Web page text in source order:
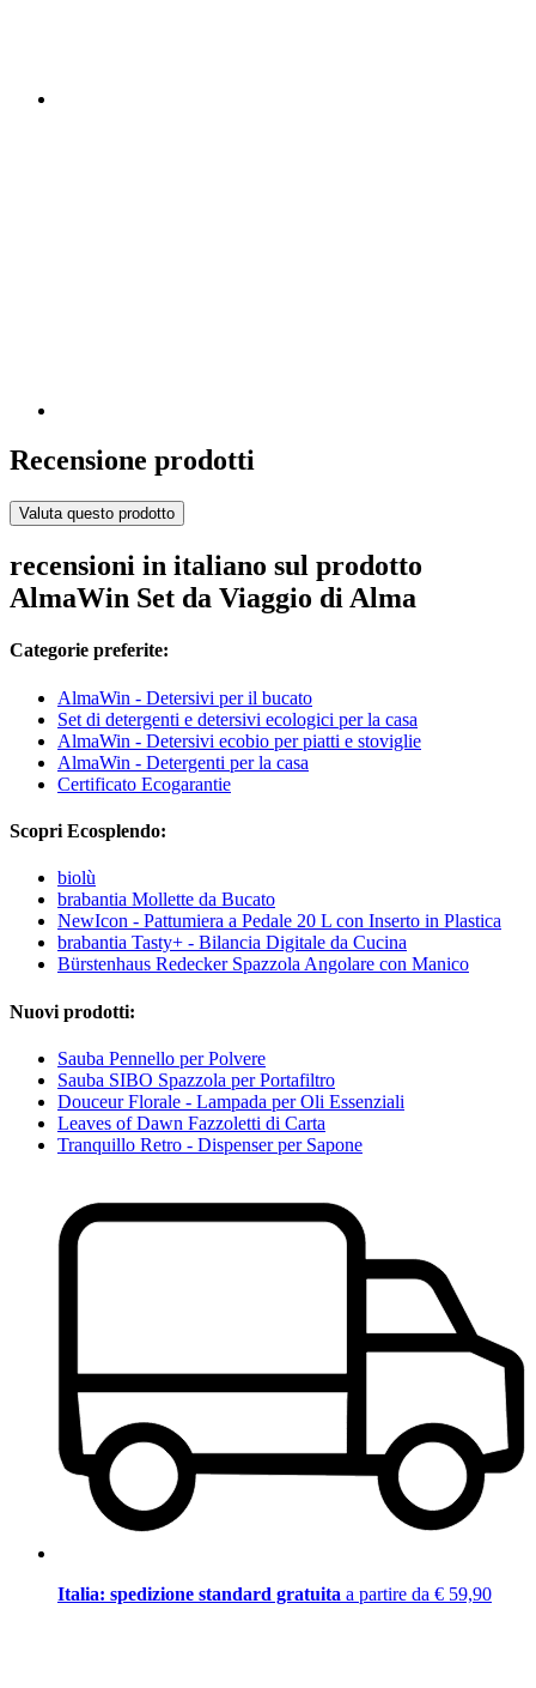
Recensione prodotti
Valuta questo prodotto
recensioni in italiano sul prodotto
AlmaWin Set da Viaggio di Alma
Categorie preferite:
AlmaWin - Detersivi per il bucato
Set di detergenti e detersivi ecologici per la casa
AlmaWin - Detersivi ecobio per piatti e stoviglie
AlmaWin - Detergenti per la casa
Certificato Ecogarantie
Scopri Ecosplendo:
biolù
brabantia Mollette da Bucato
NewIcon - Pattumiera a Pedale 20 L con Inserto in Plastica
brabantia Tasty+ - Bilancia Digitale da Cucina
Bürstenhaus Redecker Spazzola Angolare con Manico
Nuovi prodotti:
Sauba Pennello per Polvere
Sauba SIBO Spazzola per Portafiltro
Douceur Florale - Lampada per Oli Essenziali
Leaves of Dawn Fazzoletti di Carta
Tranquillo Retro - Dispenser per Sapone
Italia: spedizione standard gratuita a partire da € 59,90